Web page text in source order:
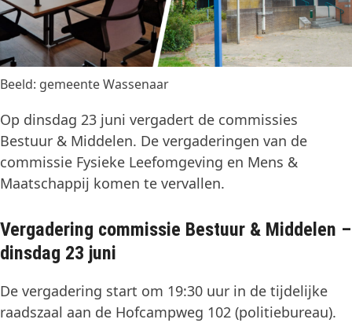
Beeld: gemeente Wassenaar
Op dinsdag 23 juni vergadert de commissies
Bestuur & Middelen. De vergaderingen van de
commissie Fysieke Leefomgeving en Mens &
Maatschappij komen te vervallen.
Vergadering commissie Bestuur & Middelen –
dinsdag 23 juni
De vergadering start om 19:30 uur in de tijdelijke
raadszaal aan de Hofcampweg 102 (politiebureau).